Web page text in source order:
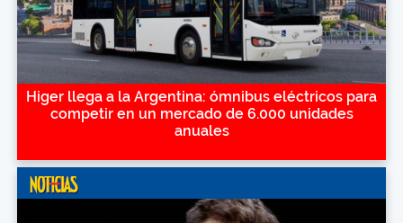
Higer llega a la Argentina: ómnibus eléctricos para
competir en un mercado de 6.000 unidades
anuales